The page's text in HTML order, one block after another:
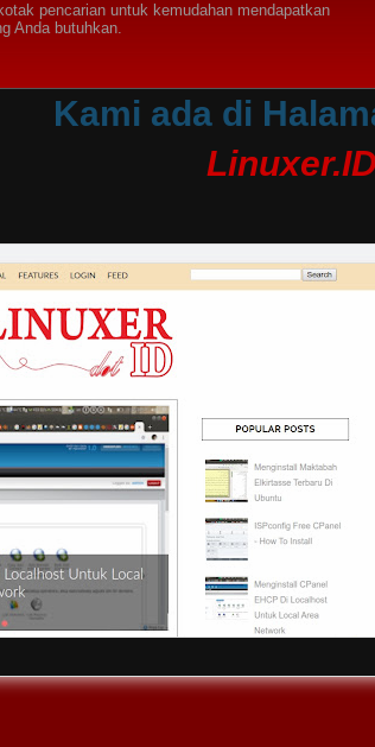
pencarian untuk kemudahan mendapatkan
Anda butuhkan.
Kami ada di
Linuxer.ID
merupakan aktifitas yang biasa dilakukan. Dalam banya…